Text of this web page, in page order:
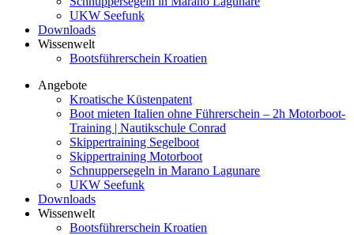
UKW Seefunk
Downloads
Wissenwelt
Bootsführerschein Kroatien
Angebote
Kroatische Küstenpatent
Boot mieten Italien ohne Führerschein – 2h Motorboot-
Training | Nautikschule Conrad
Skippertraining Segelboot
Skippertraining Motorboot
Schnuppersegeln in Marano Lagunare
UKW Seefunk
Downloads
Wissenwelt
Bootsführerschein Kroatien